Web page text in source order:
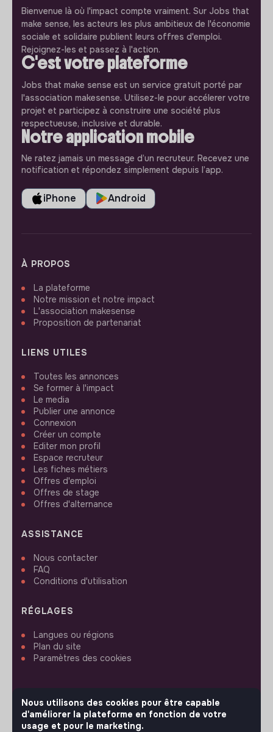
Bienvenue là où l'impact compte vraiment. Sur Jobs that
make sense, les acteurs les plus ambitieux de l'économie
sociale et solidaire publient leurs offres d'emploi.
Rejoignez-les et passez à l'action.
C'est votre plateforme
Jobs that make sense est un service gratuit porté par
l'association makesense. Utilisez-le pour accélerer votre
projet et participez à construire une société plus
respectueuse, inclusive et durable.
Notre application mobile
Ne ratez jamais un message d’un recruteur. Recevez une
notification et répondez simplement depuis l’app.
iPhone Android
À PROPOS
La plateforme
Notre mission et notre impact
L'association makesense
Proposition de partenariat
LIENS UTILES
Toutes les annonces
Se former à l'impact
Le media
Publier une annonce
Connexion
Créer un compte
Editer mon profil
Espace recruteur
Les fiches métiers
Offres d'emploi
Offres de stage
Offres d'alternance
ASSISTANCE
Nous contacter
FAQ
Conditions d'utilisation
RÉGLAGES
Langues ou régions
Plan du site
Paramètres des cookies
SUIVEZ-NOUS
Nous utilisons des cookies pour être capable
d'améliorer la plateforme en fonction de votre
usage et pour le marketing.